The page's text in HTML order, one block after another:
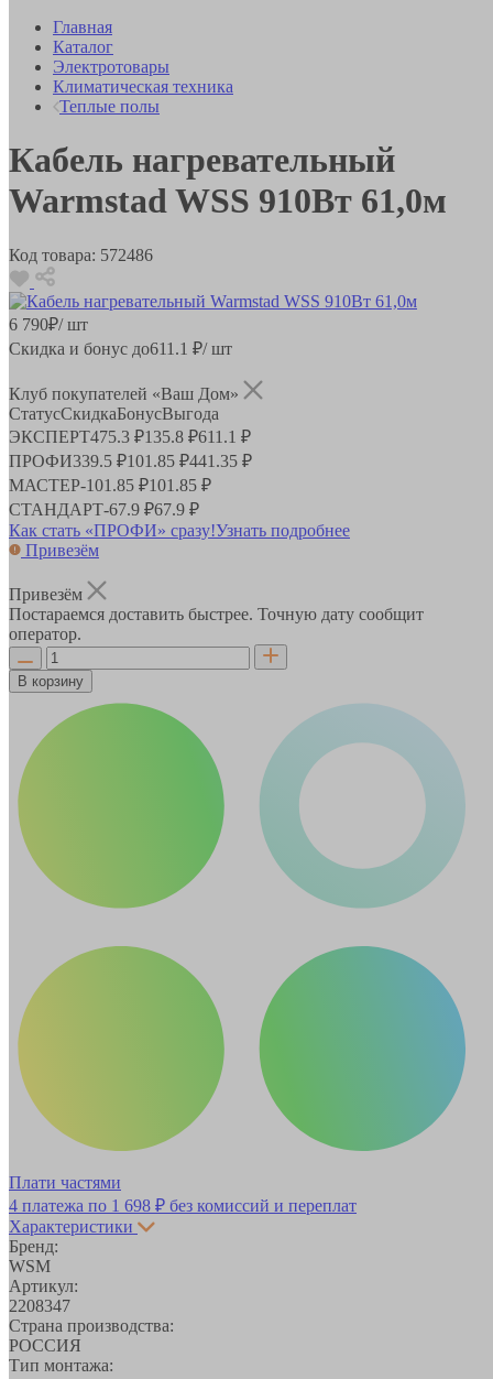
Главная
Каталог
Электротовары
Климатическая техника
Теплые полы
Кабель нагревательный
Warmstad WSS 910Вт 61,0м
Код товара: 572486
6 790₽/ шт
Скидка и бонус до611.1 ₽/ шт
Клуб покупателей «Ваш Дом»
СтатусСкидкаБонусВыгода
ЭКСПЕРТ475.3 ₽135.8 ₽611.1 ₽
ПРОФИ339.5 ₽101.85 ₽441.35 ₽
МАСТЕР-101.85 ₽101.85 ₽
СТАНДАРТ-67.9 ₽67.9 ₽
Как стать «ПРОФИ» сразу!Узнать подробнее
Привезём
Привезём
Постараемся доставить быстрее. Точную дату сообщит
оператор.
В корзину
Плати частями
4 платежа по 1 698 ₽ без комиссий и переплат
Характеристики
Бренд:
WSM
Артикул:
2208347
Страна производства:
РОССИЯ
Тип монтажа: